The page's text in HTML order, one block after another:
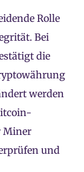
Rolle
Bei
die
werden
Miner
und